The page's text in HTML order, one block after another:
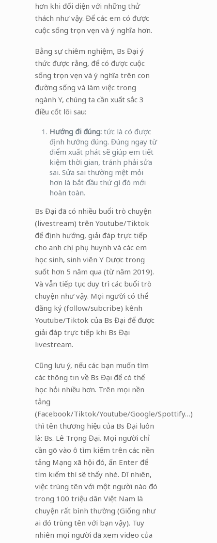
hơn khi đối diện với những thử
thách như vậy. Để các em có được
cuộc sống trọn vẹn và ý nghĩa hơn.
Bằng sự chiêm nghiệm, Bs Đại ý
thức được rằng, để có được cuộc
sống trọn vẹn và ý nghĩa trên con
đường sống và làm việc trong
ngành Y, chúng ta cần xuất sắc 3
điều cốt lõi sau:
Hướng đi đúng:tức là có được
định hướng đúng. Đúng ngay từ
điểm xuất phát sẽ giúp em tiết
kiệm thời gian, tránh phải sửa
sai. Sửa sai thường mệt mỏi
hơn là bắt đầu thứ gì đó mới
hoàn toàn.
Bs Đại đã có nhiều buổi trò chuyện
(livestream) trên Youtube/Tiktok
để định hướng, giải đáp trực tiếp
cho anh chị phụ huynh và các em
học sinh, sinh viên Y Dược trong
suốt hơn 5 năm qua (từ năm 2019).
Và vẫn tiếp tục duy trì các buổi trò
chuyện như vậy. Mọi người có thể
đăng ký (follow/subcribe) kênh
Youtube/Tiktok của Bs Đại để được
giải đáp trực tiếp khi Bs Đại
livestream.
Cũng lưu ý, nếu các bạn muốn tìm
các thông tin về Bs Đại để có thể
học hỏi nhiều hơn. Trên mọi nền
tảng
(Facebook/Tiktok/Youtube/Google/Spottify…)
thì tên thương hiệu của Bs Đại luôn
là: Bs. Lê Trọng Đại. Mọi người chỉ
cần gõ vào ô tìm kiếm trên các nền
tảng Mạng xã hội đó, ấn Enter để
tìm kiếm thì sẽ thấy nhé. Dĩ nhiên,
việc trùng tên với một người nào đó
trong 100 triệu dân Việt Nam là
chuyện rất bình thường (Giống như
ai đó trùng tên với bạn vậy). Tuy
nhiên mọi người đã xem video của